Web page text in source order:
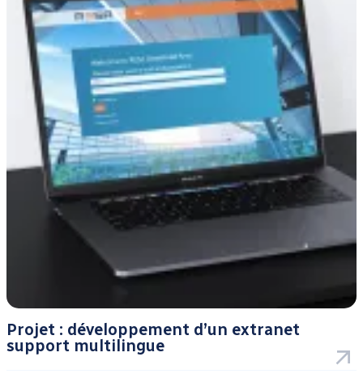
Projet : développement d’un extranet
support multilingue